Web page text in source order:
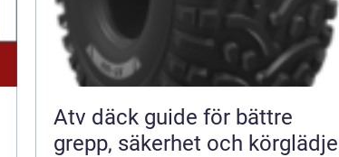
Atv däck guide för bättre
grepp, säkerhet och körglädje